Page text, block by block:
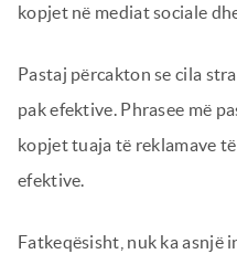
kopjet në mediat sociale
Pastaj përcakton se cila
pak efektive. Phrasee më
kopjet tuaja të reklamave
efektive.
Fatkeqësisht, nuk ka asnjë